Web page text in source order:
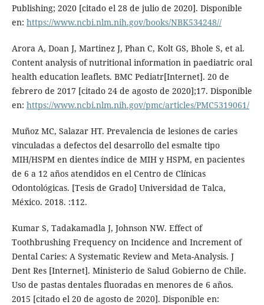
Publishing; 2020 [citado el 28 de julio de 2020]. Disponible
en: https://www.ncbi.nlm.nih.gov/books/NBK534248//
Arora A, Doan J, Martinez J, Phan C, Kolt GS, Bhole S, et al.
Content analysis of nutritional information in paediatric oral
health education leaflets. BMC Pediatr[Internet]. 20 de
febrero de 2017 [citado 24 de agosto de 2020];17. Disponible
en: https://www.ncbi.nlm.nih.gov/pmc/articles/PMC5319061/
Muñoz MC, Salazar HT. Prevalencia de lesiones de caries
vinculadas a defectos del desarrollo del esmalte tipo
MIH/HSPM en dientes índice de MIH y HSPM, en pacientes
de 6 a 12 años atendidos en el Centro de Clínicas
Odontológicas. [Tesis de Grado] Universidad de Talca,
México. 2018. :112.
Kumar S, Tadakamadla J, Johnson NW. Effect of
Toothbrushing Frequency on Incidence and Increment of
Dental Caries: A Systematic Review and Meta-Analysis. J
Dent Res [Internet]. Ministerio de Salud Gobierno de Chile.
Uso de pastas dentales fluoradas en menores de 6 años.
2015 [citado el 20 de agosto de 2020]. Disponible en: